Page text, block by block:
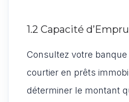
1.2 Capacité
Consultez votre banque
courtier en prêts
déterminer le montant